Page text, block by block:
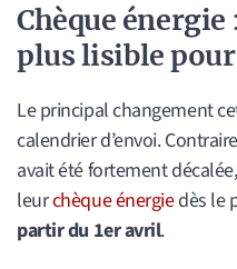
Chèque énergie
plus lisible pour
Le principal changement
calendrier d’envoi.
avait été fortement
leurchèque énergiedès le
partir du 1er avril.